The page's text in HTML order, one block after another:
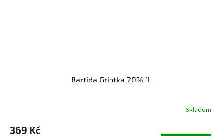
Bartida Griotka 20% 1l
Skladem
369 Kč